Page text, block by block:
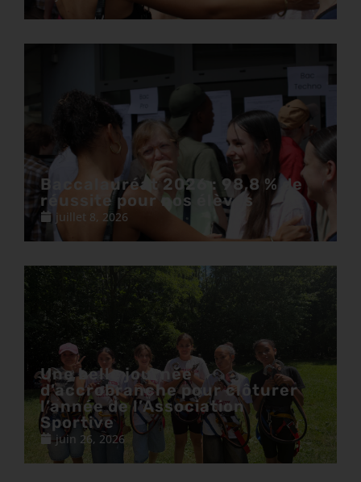
Baccalauréat 2026 : 98,8 % de
réussite pour nos élèves
juillet 8, 2026
Une belle journée
d’accrobranche pour clôturer
l’année de l’Association
Sportive
juin 26, 2026